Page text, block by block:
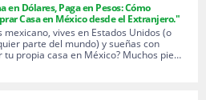
en Dólares, Paga en Pesos: Cómo
Casa en México desde el Extranjero."
mexicano, vives en Estados Unidos (o
parte del mundo) y sueñas con
tu propia casa en México? Muchos pie…